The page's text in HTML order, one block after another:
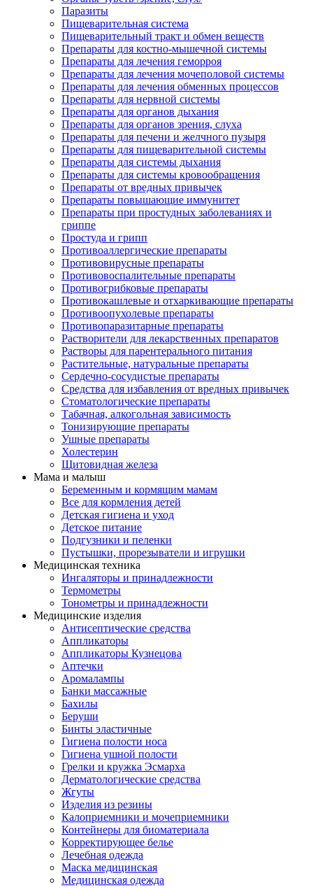
Паразиты
Пищеварительная система
Пищеварительный тракт и обмен веществ
Препараты для костно-мышечной системы
Препараты для лечения геморроя
Препараты для лечения мочеполовой системы
Препараты для лечения обменных процессов
Препараты для нервной системы
Препараты для органов дыхания
Препараты для органов зрения, слуха
Препараты для печени и желчного пузыря
Препараты для пищеварительной системы
Препараты для системы дыхания
Препараты для системы кровообращения
Препараты от вредных привычек
Препараты повышающие иммунитет
Препараты при простудных заболеваниях и
гриппе
Простуда и грипп
Противоаллергические препараты
Противовирусные препараты
Противовоспалительные препараты
Противогрибковые препараты
Противокашлевые и отхаркивающие препараты
Противоопухолевые препараты
Противопаразитарные препараты
Растворители для лекарственных препаратов
Растворы для парентерального питания
Растительные, натуральные препараты
Сердечно-сосудистые препараты
Средства для избавления от вредных привычек
Стоматологические препараты
Табачная, алкогольная зависимость
Тонизирующие препараты
Ушные препараты
Холестерин
Щитовидная железа
Мама и малыш
Беременным и кормящим мамам
Все для кормления детей
Детская гигиена и уход
Детское питание
Подгузники и пеленки
Пустышки, прорезыватели и игрушки
Медицинская техника
Ингаляторы и принадлежности
Термометры
Тонометры и принадлежности
Медицинские изделия
Антисептические средства
Аппликаторы
Аппликаторы Кузнецова
Аптечки
Аромалампы
Банки массажные
Бахилы
Беруши
Бинты эластичные
Гигиена полости носа
Гигиена ушной полости
Грелки и кружка Эсмарха
Дерматологические средства
Жгуты
Изделия из резины
Калоприемники и мочеприемники
Контейнеры для биоматериала
Корректирующее белье
Лечебная одежда
Маска медицинская
Медицинская одежда